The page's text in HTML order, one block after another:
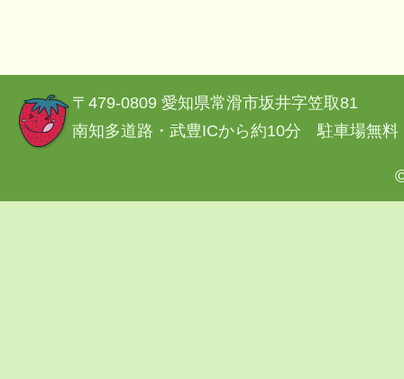
〒479-0809 愛知県常滑市坂井字笠取81
南知多道路・武豊ICから約10分 駐車場無料